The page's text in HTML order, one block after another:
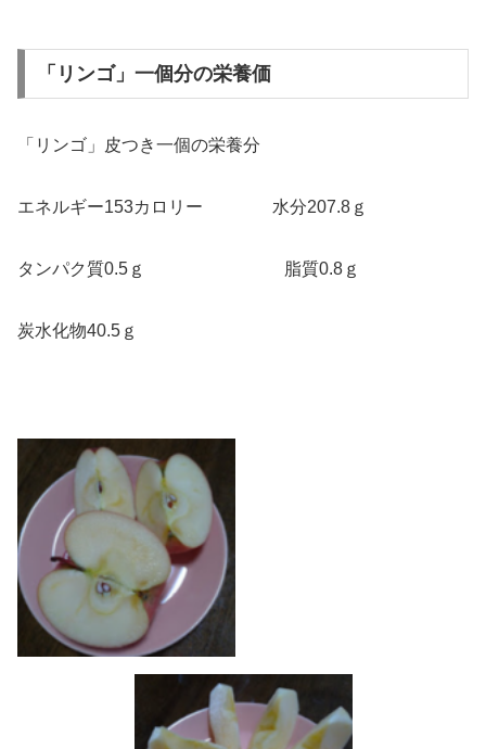
「リンゴ」一個分の栄養価
「リンゴ」皮つき一個の栄養分
エネルギー153カロリー 水分207.8ｇ
タンパク質0.5ｇ 脂質0.8ｇ
炭水化物40.5ｇ